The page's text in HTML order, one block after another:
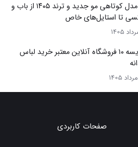
30 مدل کوتاهی مو جدید و ترند ۱۴۰۵ از باب و
تا استایل‌های خاص
مقایسه ۱۰ فروشگاه آنلاین معتبر خرید لباس
صفحات کاربردی